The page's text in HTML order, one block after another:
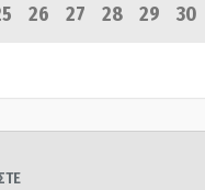
26 27 28 29 30